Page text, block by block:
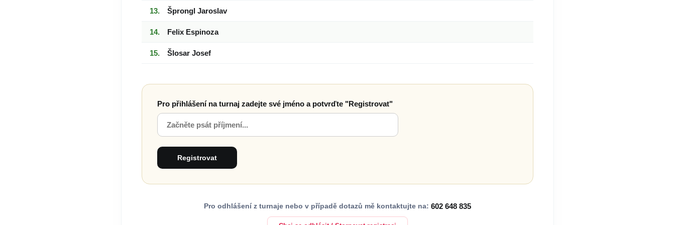
Šprongl Jaroslav
Felix Espinoza
Šlosar Josef
Pro přihlášení na turnaj zadejte své jméno a potvrďte "Registrovat"
Pro odhlášení z turnaje nebo v případě dotazů mě kontaktujte na: 602 648 835